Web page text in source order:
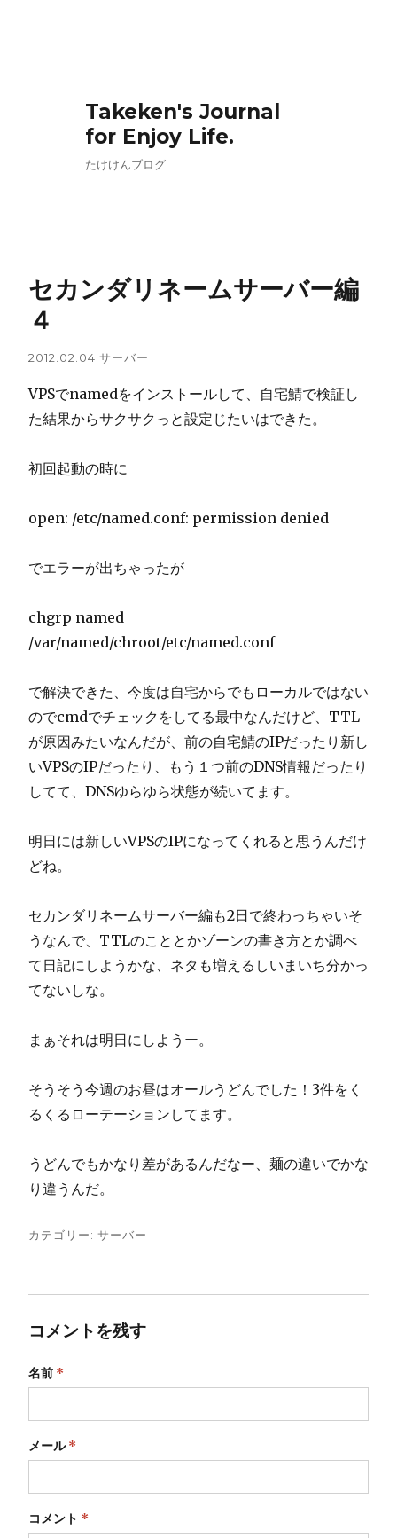
Takeken's Journal
for Enjoy Life.
たけけんブログ
セカンダリネームサーバー編
４
2012.02.04 サーバー
VPSでnamedをインストールして、自宅鯖で検証し
た結果からサクサクっと設定じたいはできた。
初回起動の時に
open: /etc/named.conf: permission denied
でエラーが出ちゃったが
chgrp named
/var/named/chroot/etc/named.conf
で解決できた、今度は自宅からでもローカルではない
のでcmdでチェックをしてる最中なんだけど、TTL
が原因みたいなんだが、前の自宅鯖のIPだったり新し
いVPSのIPだったり、もう１つ前のDNS情報だったり
してて、DNSゆらゆら状態が続いてます。
明日には新しいVPSのIPになってくれると思うんだけ
どね。
セカンダリネームサーバー編も2日で終わっちゃいそ
うなんで、TTLのこととかゾーンの書き方とか調べ
て日記にしようかな、ネタも増えるしいまいち分かっ
てないしな。
まぁそれは明日にしようー。
そうそう今週のお昼はオールうどんでした！3件をく
るくるローテーションしてます。
うどんでもかなり差があるんだなー、麺の違いでかな
り違うんだ。
カテゴリー:サーバー
コメントを残す
名前 *
メール*
コメント *